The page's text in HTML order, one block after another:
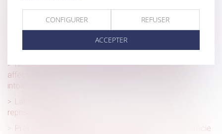
La délivrance conforme est une obligation continue
exigible tout au long du bail !
Suspension pour non-vaccination : pas de départ à la
retraite anticipé au nom de la Constitution
Retour d’un enfant déplacé illicitement : la stabilité
affective et scolaire ne caractérise pas une situation
intolérable
Lancement d'une mission dédiée à la transmission-
reprise d'entreprises
Prêt en devise étrangère : le risque de change s’apprécie
CONFIGURER REFUSER
ACCEPTER